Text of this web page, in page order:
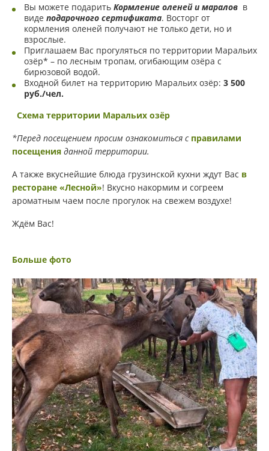
Вы можете подарить Кормление оленей и маралов в
виде подарочного сертификата. Восторг от
кормления оленей получают не только дети, но и
взрослые.
Приглашаем Вас прогуляться по территории Маральих
озёр* – по лесным тропам, огибающим озёра с
бирюзовой водой.
Входной билет на территорию Маральих озёр: 3 500
руб./чел.
Схема территории Маральих озёр
*Перед посещением просим ознакомиться с правилами
посещения данной территории.
А также вкуснейшие блюда грузинской кухни ждут Вас в
ресторане «Лесной»! Вкусно накормим и согреем
ароматным чаем после прогулок на свежем воздухе!
Ждём Вас!
Больше фото